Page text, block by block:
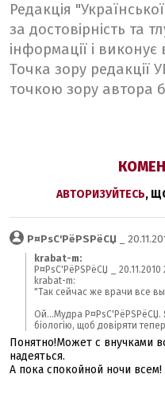
Редакція
за достовірність та
інформації і
Точка зору редакції
точкою зору автора
АВТОРИЗУЙТЕСЬ,
Р¤РѕС'РёРЅРёСЏ _
krabat-m:
Р¤РѕС'РёРЅРёСЏ _ 20.11.2010
krabat-m:
"Так сейчас же врачи все
Ой...Мудра Р¤РѕС'РёРЅРёСЏ.
біологію, щоб довіряти
Понятно!Может с внучками
надеяться.
А пока спокойной ночи всем!